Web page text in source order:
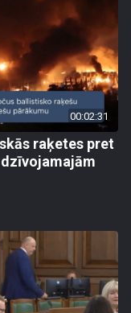
00:02:31
raķetes pret